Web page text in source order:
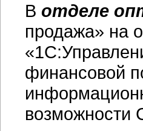
В отделе
продажа» на
финансовой
возможности